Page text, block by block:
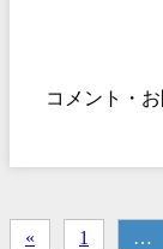
コメント・
« 1 …